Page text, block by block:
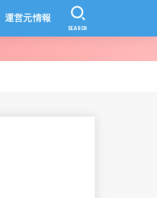
運営元情報
SEARCH